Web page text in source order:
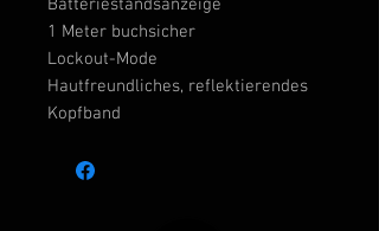
Batteriestandsanzeige
1 Meter buchsicher
Lockout-Mode
Hautfreundliches, reflektierendes
Kopfband